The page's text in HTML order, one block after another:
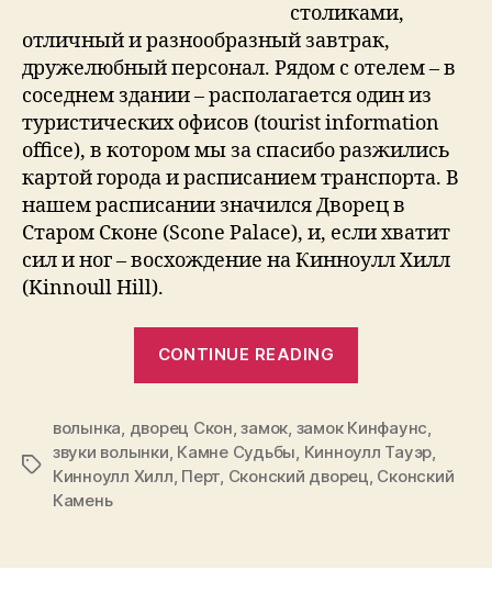
столиками,
отличный и разнообразный завтрак,
дружелюбный персонал. Рядом с отелем – в
соседнем здании – располагается один из
туристических офисов (tourist information
office), в котором мы за спасибо разжились
картой города и расписанием транспорта. В
нашем расписании значился Дворец в
Старом Сконе (Scone Palace), и, если хватит
сил и ног – восхождение на Кинноулл Хилл
(Kinnoull Hill).
CONTINUE READING
в
Сконе,
Камень
Tags
волынка дворец Скон ,замок замок Кинфаунс
звуки волынки Камне Судьбы Кинноулл Тауэр
Кинноулл Хилл Перт Сконский дворец Сконский
Камень